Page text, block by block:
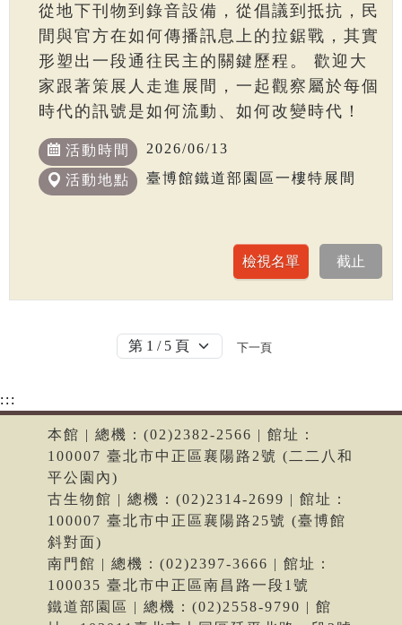
從地下刊物到錄音設備，從倡議到抵抗，民
間與官方在如何傳播訊息上的拉鋸戰，其實
形塑出一段通往民主的關鍵歷程。 歡迎大
家跟著策展人走進展間，一起觀察屬於每個
時代的訊號是如何流動、如何改變時代！
活動時間 2026/06/13
活動地點 臺博館鐵道部園區一樓特展間
下一頁
:::
本館 | 總機：(02)2382-2566 | 館址：
100007 臺北市中正區襄陽路2號 (二二八和
平公園內)
古生物館 | 總機：(02)2314-2699 | 館址：
100007 臺北市中正區襄陽路25號 (臺博館
斜對面)
南門館 | 總機：(02)2397-3666 | 館址：
100035 臺北市中正區南昌路一段1號
鐵道部園區 | 總機：(02)2558-9790 | 館